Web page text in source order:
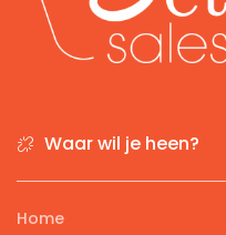
Waar wil je heen?
Home